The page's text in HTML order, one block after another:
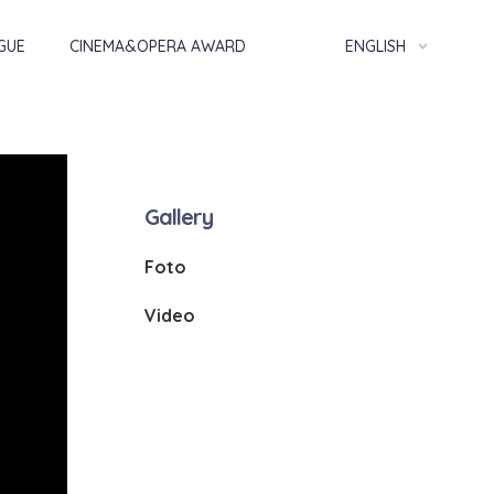
CINEMA&OPERA AWARD ENGLISH
Gallery
Foto
Video